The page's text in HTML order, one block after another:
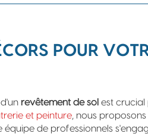
POUR
revêtement de sol est
et peinture , nous
équipe de professionnels